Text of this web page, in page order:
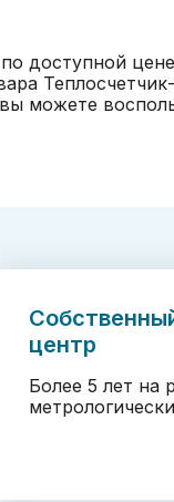
доступной
можете
центр
Более 5 лет на